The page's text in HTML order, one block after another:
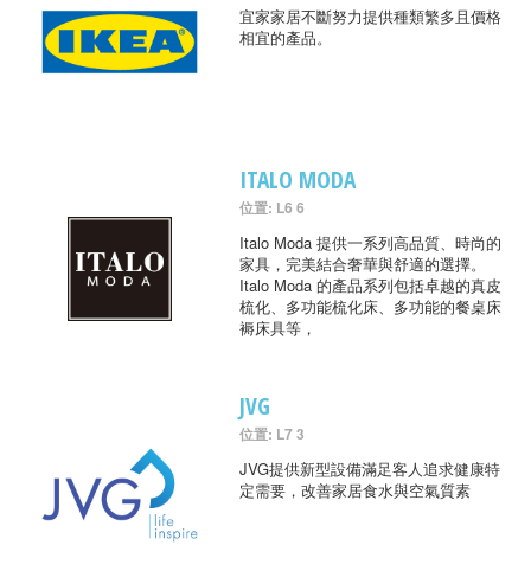
宜家家居不斷努力提供種類繁多且價格
相宜的產品。
ITALO MODA
位置: L6 6
Italo Moda 提供一系列高品質、時尚的
家具，完美結合奢華與舒適的選擇。
Italo Moda 的產品系列包括卓越的真皮
梳化、多功能梳化床、多功能的餐桌床
褥床具等，
JVG
位置: L7 3
JVG提供新型設備滿足客人追求健康特
定需要，改善家居食水與空氣質素